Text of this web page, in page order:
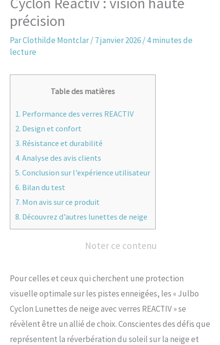
précision
ParClothilde Montclar/7 janvier 2026/4 minutes de
lecture
Table des matières
1. Performance des verres REACTIV
2. Design et confort
3. Résistance et durabilité
4. Analyse des avis clients
5. Conclusion sur l’expérience utilisateur
6. Bilan du test
7. Mon avis sur ce produit
8. Découvrez d’autres lunettes de neige
Noter ce contenu
Pour celles et ceux qui cherchent une protection
visuelle optimale sur les pistes enneigées, les « Julbo
Cyclon Lunettes de neige avec verres REACTIV » se
révèlent être un allié de choix. Conscientes des défis que
représentent la réverbération du soleil sur la neige et